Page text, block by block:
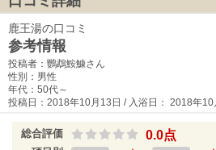
鹿王湯の口コミ
参考情報
投稿者：鸚鵡鮟鱇さん
性別：男性
年代：50代～
投稿日：2018年10月13日 / 入浴日： 2018年
総合評価 0.0点